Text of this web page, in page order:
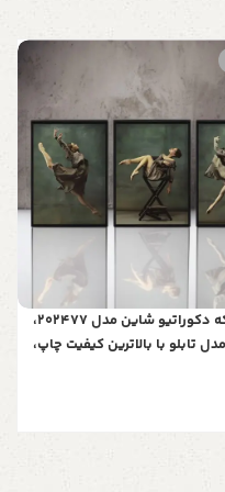
تابلو سه‌تکه دکوراتیو شاین مدل 202477،
تابلو با بالاترین کیفیت چاپ،